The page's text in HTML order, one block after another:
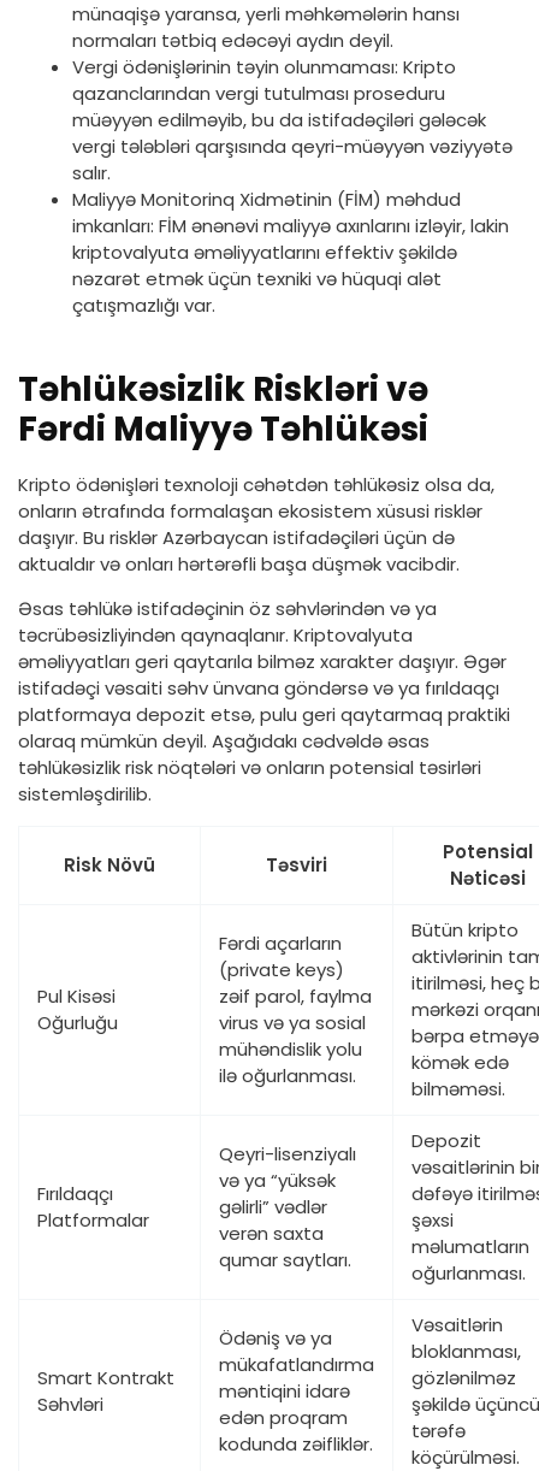
münaqişə yaransa, yerli məhkəmələrin hansı
normaları tətbiq edəcəyi aydın deyil.
Vergi ödənişlərinin təyin olunmaması: Kripto
qazanclarından vergi tutulması proseduru
müəyyən edilməyib, bu da istifadəçiləri gələcək
vergi tələbləri qarşısında qeyri-müəyyən vəziyyətə
salır.
Maliyyə Monitorinq Xidmətinin (FİM) məhdud
imkanları: FİM ənənəvi maliyyə axınlarını izləyir, lakin
kriptovalyuta əməliyyatlarını effektiv şəkildə
nəzarət etmək üçün texniki və hüquqi alət
çatışmazlığı var.
Təhlükəsizlik Riskləri və
Fərdi Maliyyə Təhlükəsi
Kripto ödənişləri texnoloji cəhətdən təhlükəsiz olsa da,
onların ətrafında formalaşan ekosistem xüsusi risklər
daşıyır. Bu risklər Azərbaycan istifadəçiləri üçün də
aktualdır və onları hərtərəfli başa düşmək vacibdir.
Əsas təhlükə istifadəçinin öz səhvlərindən və ya
təcrübəsizliyindən qaynaqlanır. Kriptovalyuta
əməliyyatları geri qaytarıla bilməz xarakter daşıyır. Əgər
istifadəçi vəsaiti səhv ünvana göndərsə və ya fırıldaqçı
platformaya depozit etsə, pulu geri qaytarmaq praktiki
olaraq mümkün deyil. Aşağıdakı cədvəldə əsas
təhlükəsizlik risk nöqtələri və onların potensial təsirləri
sistemləşdirilib.
Risk Növü Təsviri
Potensial
Nəticəsi
Pul Kisəsi
Oğurluğu
Fərdi açarların
(private keys)
zəif parol, faylma
virus və ya sosial
mühəndislik yolu
ilə oğurlanması.
Bütün kripto
aktivlərinin
itirilməsi, heç
mərkəzi
bərpa etməyə
kömək edə
bilməməsi.
Fırıldaqçı
Platformalar
Qeyri-lisenziyalı
və ya “yüksək
gəlirli” vədlər
verən saxta
qumar saytları.
Depozit
vəsaitlərinin
dəfəyə
şəxsi
məlumatların
oğurlanması.
Smart Kontrakt
Səhvləri
Ödəniş və ya
mükafatlandırma
məntiqini idarə
edən proqram
kodunda zəifliklər.
Vəsaitlərin
bloklanması,
gözlənilməz
şəkildə üçüncü
tərəfə
köçürülməsi.